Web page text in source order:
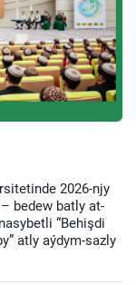
2026-njy
bedew batly at-
“Behişdi
atly aýdym-sazly